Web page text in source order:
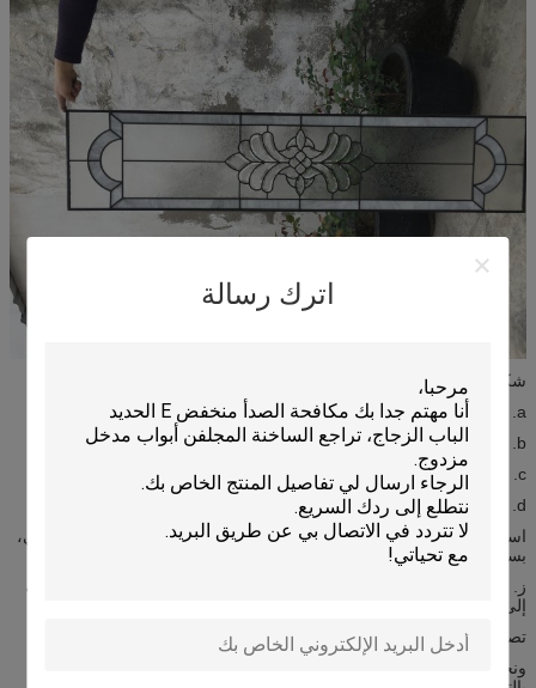
اترك رسالة
شكل مختلف يصلح لأنواع من أبواب مختلفة
a. الزخرفية لوحة زجاجية للباب.
b. كامينغ المتاحة: النحاس، النيكل، الزنجار.
c. طلاء الكهربائي المتاحة: الكروم، الكروم الأسود، والنيكل الساتان
d. تنافسية الأسعار مع نوعية جيدة.
استخدام الزجاج المقسى على جانبي وحدة الزجاج، التي تلبي معايير أنسي،
بسي.
ز. استخدام الزجاج الزخرفية ليس فقط تخصيص منزلك، ولكن أيضا إضافة
إلى نداء كبح منزلك.
تصميم مخصص افايلبلي.
ونحن نعتقد أن نوعية ممتازة. الطبقة الأولى الخدمة، والتي سوف راض